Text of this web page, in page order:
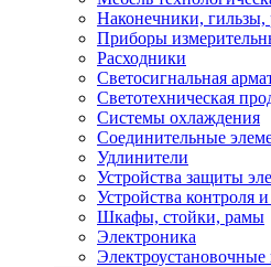
Наконечники, гильзы,
Приборы
Расходники
Светосигнальная
Светотехническая
Системы охлаждения
Соединительные
Удлинители
Устройства защиты
Устройства контроля
Шкафы, стойки, рамы
Электроника
Электроустановочные